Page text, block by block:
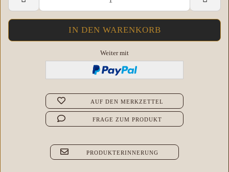
Weiter mit
AUF DEN MERKZETTEL
FRAGE ZUM PRODUKT
PRODUKTERINNERUNG